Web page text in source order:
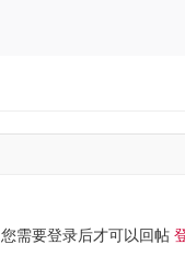
您需要登录后才可以回帖